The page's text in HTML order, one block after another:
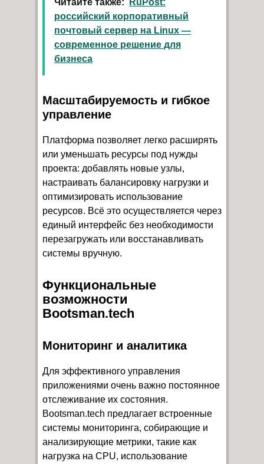
российский корпоративный
почтовый сервер на Linux —
современное решение для
бизнеса
Масштабируемость и гибкое
управление
Платформа позволяет легко расширять
или уменьшать ресурсы под нужды
проекта: добавлять новые узлы,
настраивать балансировку нагрузки и
оптимизировать использование
ресурсов. Всё это осуществляется через
единый интерфейс без необходимости
перезагружать или восстанавливать
системы вручную.
Функциональные
возможности
Bootsman.tech
Мониторинг и аналитика
Для эффективного управления
приложениями очень важно постоянное
отслеживание их состояния.
Bootsman.tech предлагает встроенные
системы мониторинга, собирающие и
анализирующие метрики, такие как
нагрузка на CPU, использование